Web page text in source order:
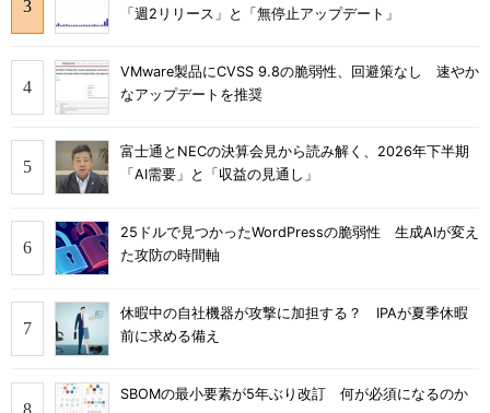
「週2リリース」と「無停止アップデート」
VMware製品にCVSS 9.8の脆弱性、回避策なし 速やか
なアップデートを推奨
富士通とNECの決算会見から読み解く、2026年下半期
「AI需要」と「収益の見通し」
25ドルで見つかったWordPressの脆弱性 生成AIが変え
た攻防の時間軸
休暇中の自社機器が攻撃に加担する？ IPAが夏季休暇
前に求める備え
SBOMの最小要素が5年ぶり改訂 何が必須になるのか